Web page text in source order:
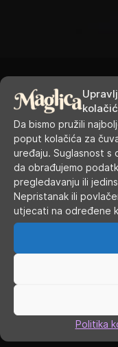
Da bismo pružili
poput kolačića za
uređaju. Suglasnost s
da obrađujemo
pregledavanju ili
Nepristanak ili
utjecati na određene
Politika
Ponedjeljak
Utorak
Subota